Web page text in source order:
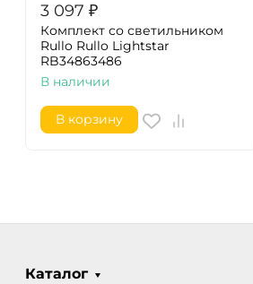
3 097 ₽
Комплект со светильником
Rullo Rullo Lightstar
RB34863486
В наличии
В корзину
Каталог